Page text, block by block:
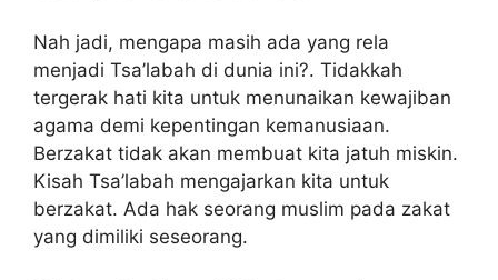
Nah jadi, mengapa masih ada yang rela
menjadi Tsa’labah di dunia ini?. Tidakkah
tergerak hati kita untuk menunaikan kewajiban
agama demi kepentingan kemanusiaan.
Berzakat tidak akan membuat kita jatuh miskin.
Kisah Tsa’labah mengajarkan kita untuk
berzakat. Ada hak seorang muslim pada zakat
yang dimiliki seseorang.